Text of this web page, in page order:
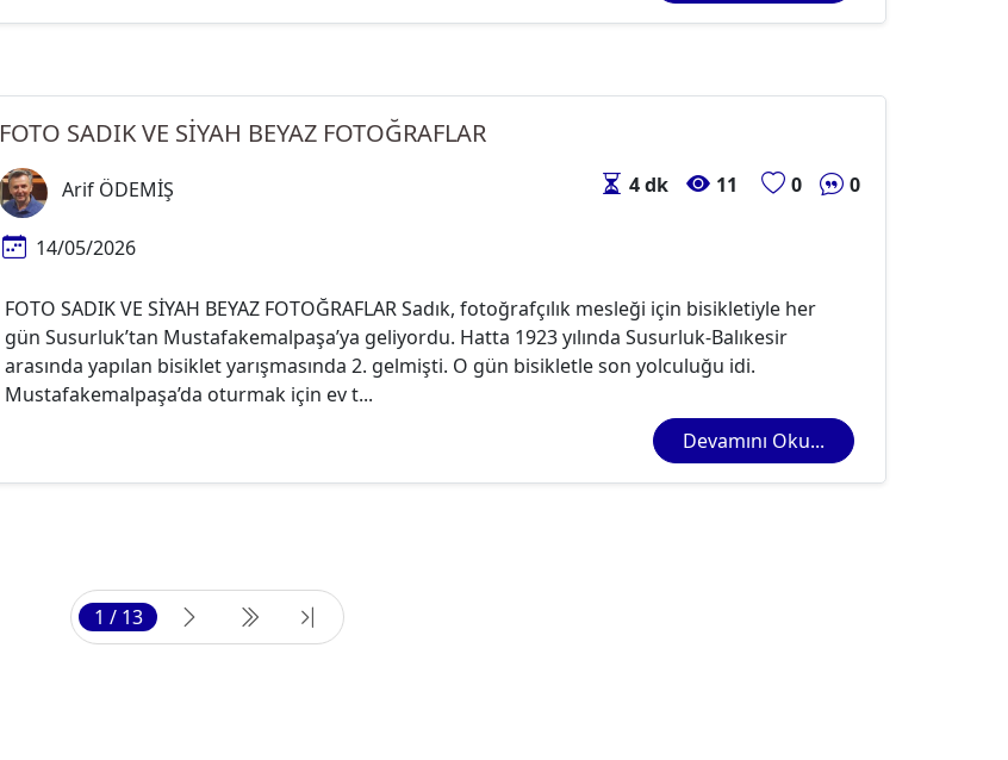
FOTO SADIK VE SİYAH BEYAZ FOTOĞRAFLAR
Arif ÖDEMİŞ 4 dk 11 0 0
14/05/2026
FOTO SADIK VE SİYAH BEYAZ FOTOĞRAFLAR Sadık, fotoğrafçılık mesleği için bisikletiyle her
gün Susurluk’tan Mustafakemalpaşa’ya geliyordu. Hatta 1923 yılında Susurluk-Balıkesir
arasında yapılan bisiklet yarışmasında 2. gelmişti. O gün bisikletle son yolculuğu idi.
Mustafakemalpaşa’da oturmak için ev t...
Devamını Oku...
1 / 13